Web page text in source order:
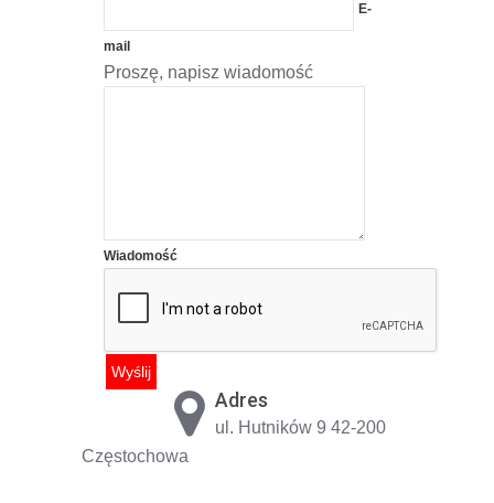
E-
mail
Proszę, napisz wiadomość
Wiadomość
Adres
ul. Hutników 9 42-200
Częstochowa